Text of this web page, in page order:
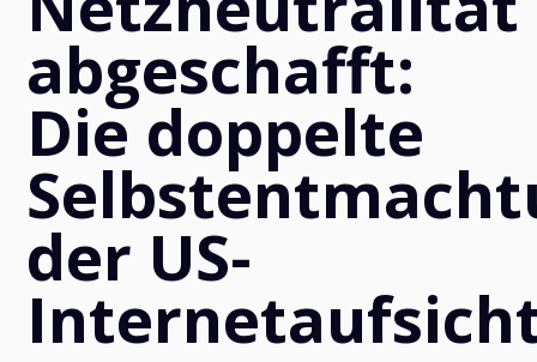
abgeschafft:
Die doppelte
der US-